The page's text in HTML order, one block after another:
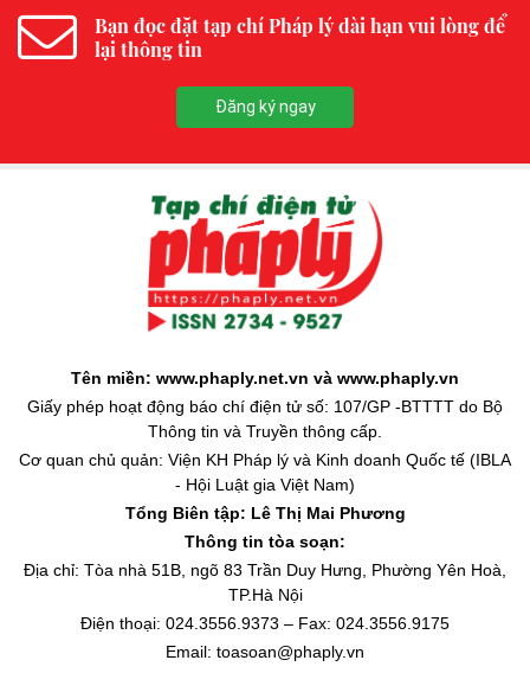
Bạn đọc đặt tạp chí Pháp lý dài hạn vui lòng để
lại thông tin
Đăng ký ngay
Tên miền: www.phaply.net.vn và www.phaply.vn
Giấy phép hoạt động báo chí điện tử số: 107/GP -BTTTT do Bộ
Thông tin và Truyền thông cấp.
Cơ quan chủ quản: Viện KH Pháp lý và Kinh doanh Quốc tế (IBLA
- Hội Luật gia Việt Nam)
Tổng Biên tập: Lê Thị Mai Phương
Thông tin tòa soạn:
Địa chỉ: Tòa nhà 51B, ngõ 83 Trần Duy Hưng, Phường Yên Hoà,
TP.Hà Nội
Điện thoại: 024.3556.9373 – Fax: 024.3556.9175
Email: toasoan@phaply.vn